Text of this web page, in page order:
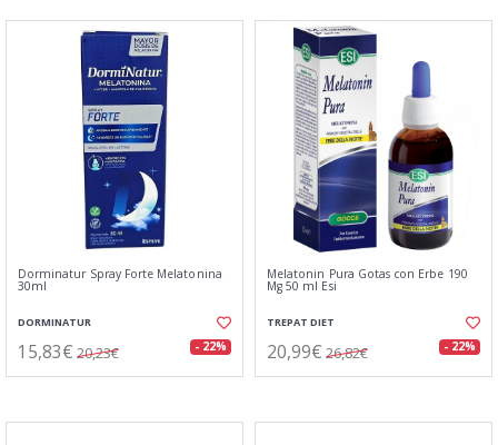
Dorminatur Spray Forte Melatonina
30ml
DORMINATUR
15,83€ 20,23€ - 22%
Melatonin Pura Gotas con Erbe 190
Mg 50 ml Esi
TREPAT DIET
20,99€ 26,82€ - 22%